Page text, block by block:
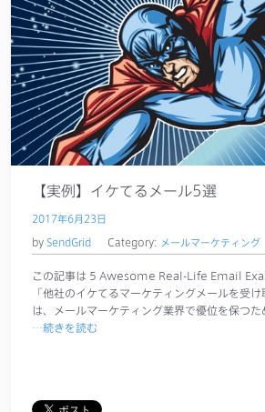
【実例】イケてるメール5選
2017年6月23日
by SendGrid Category: メールマーケティング
この記事は 5 Awesome Real-Life Email
「他社のイケてるマーケティングメールを受
は、メールマーケティング業界で優位を保つ
…続きを読む